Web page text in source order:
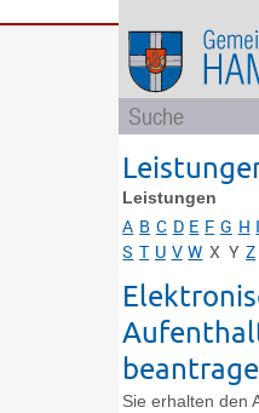
Bürgerservice
Gemeinde
Leistungen
A B C D E F G H I
S T U V W X Y Z
Sie erhalten den